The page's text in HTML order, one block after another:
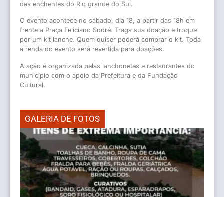
das enchentes do Rio grande do Sul.
O evento acontece no sábado, dia 18, a partir das 18h em
frente a Praça Feliciano Sodré. Traga sua doação e troque
por um kit lanche. Quem quiser poderá comprar o kit. Toda
a renda do evento será revertida para doações.
A ação é organizada pelas lanchonetes e restaurantes do
município com o apoio da Prefeitura e da Fundação
Cultural.
GALERIA DE FOTOS